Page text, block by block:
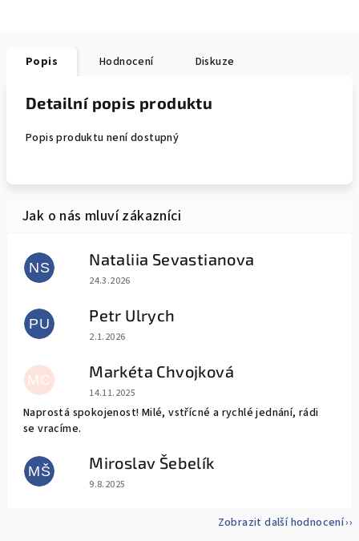
Popis Hodnocení Diskuze
Detailní popis produktu
Popis produktu není dostupný
NS Nataliia Sevastianova
Hodnocení obchodu je 5 z 5 hvězdiček.
24.3.2026
PU Petr Ulrych
Hodnocení obchodu je 5 z 5 hvězdiček.
2.1.2026
MC Markéta Chvojková
Hodnocení obchodu je 5 z 5 hvězdiček.
14.11.2025
Naprostá spokojenost! Milé, vstřícné a rychlé jednání, rádi
se vracíme.
MŠ Miroslav Šebelík
Hodnocení obchodu je 5 z 5 hvězdiček.
9.8.2025
Zobrazit další hodnocení